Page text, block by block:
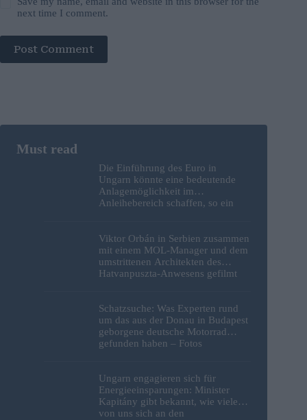
next time I comment.
Post Comment
Die Einführung des Euro in
Ungarn könnte eine bedeutende
Anlagemöglichkeit im
Anleihebereich schaffen, so ein
Viktor Orbán in Serbien zusammen
mit einem MOL-Manager und dem
umstrittenen Architekten des
Hatvanpuszta-Anwesens gefilmt
Schatzsuche: Was Experten rund
um das aus der Donau in Budapest
geborgene deutsche Motorrad
gefunden haben – Fotos
Ungarn engagieren sich für
Energieeinsparungen: Minister
Kapitány gibt bekannt, wie viele
von uns sich an den